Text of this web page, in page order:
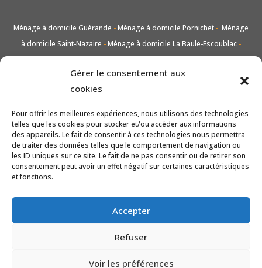
Gérer le consentement aux
cookies
Pour offrir les meilleures expériences, nous utilisons des technologies
telles que les cookies pour stocker et/ou accéder aux informations
des appareils. Le fait de consentir à ces technologies nous permettra
de traiter des données telles que le comportement de navigation ou
les ID uniques sur ce site. Le fait de ne pas consentir ou de retirer son
consentement peut avoir un effet négatif sur certaines caractéristiques
et fonctions.
Accepter
Refuser
Voir les préférences
Ménage à domicile Guérande -Ménage à domicile Pornichet - Ménage
à domicile Saint-Nazaire -Ménage à domicile La Baule-Escoublac -
Nettoyage de voiture Guérande-Nettoyage de voiture Pornichet-
Nettoyage de voiture Saint-Nazaire-Nettoyage de voiture La Baule-
Lavage vitres et carreaux Guérande
vitres et carreaux La Baule-Escoublac-Entretien de jardin taille et tonte
Guérande-Entretien de jardin taille et tonte Pornichet-Entretien de
jardin taille et tonte Saint-Nazaire-Entretien de jardin taille et tonte La
Baule-Escoublac-Nettoyage Guérande-Nettoyage Pornichet-